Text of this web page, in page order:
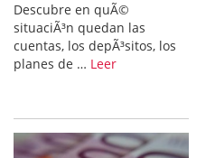
Descubre en quÃ©
situaciÃ³n quedan las
cuentas, los depÃ³sitos, los
planes de … Leer